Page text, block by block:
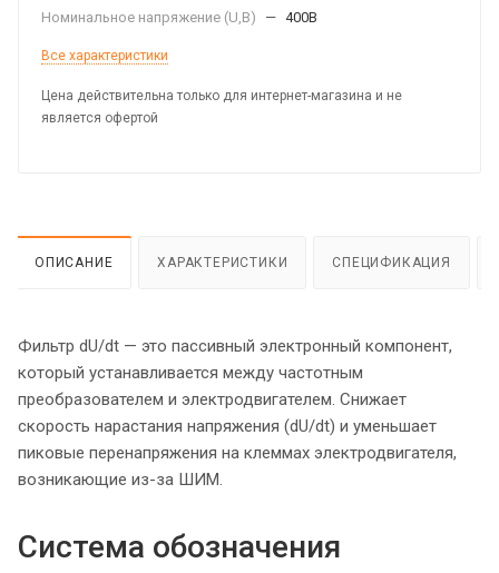
Номинальное напряжение (U,B)
— 400В
Все характеристики
Цена действительна только для интернет-магазина и не
является офертой
ОПИСАНИЕ ХАРАКТЕРИСТИКИ СПЕЦИФИКАЦИЯ
Фильтр dU/dt — это пассивный электронный компонент,
который устанавливается между частотным
преобразователем и электродвигателем. Снижает
скорость нарастания напряжения (dU/dt) и уменьшает
пиковые перенапряжения на клеммах электродвигателя,
возникающие из-за ШИМ.
Система обозначения